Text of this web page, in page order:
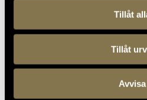
Tillåt
Tillåt
Avvisa